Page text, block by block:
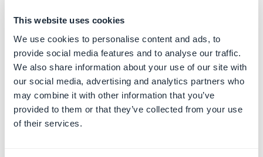
This website uses cookies
We use cookies to personalise content and ads, to
provide social media features and to analyse our traffic.
We also share information about your use of our site with
our social media, advertising and analytics partners who
may combine it with other information that you’ve
provided to them or that they’ve collected from your use
of their services.
Categorías
relacionadas
Primeros pasos para crear tu
app
Más información →